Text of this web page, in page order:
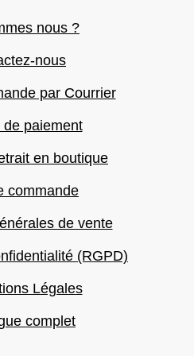
nous ?
nous
par Courrier
de paiement
en boutique
commande
de vente
(RGPD)
Légales
complet